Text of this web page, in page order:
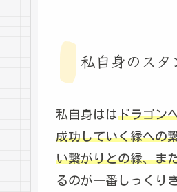
私自身のスタ
私自身ははドラゴン
成功していく縁への
い繋がりとの縁、ま
るのが一番しっくり